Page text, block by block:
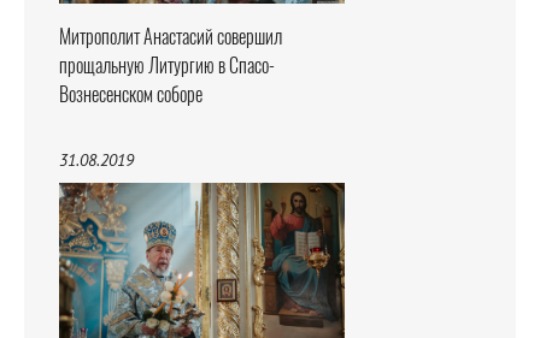
Митрополит Анастасий совершил
прощальную Литургию в Спасо-
Вознесенском соборе
31.08.2019